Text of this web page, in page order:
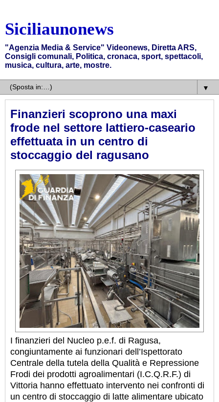
Siciliaunonews
"Agenzia Media & Service" Videonews, Diretta ARS,
Consigli comunali, Politica, cronaca, sport, spettacoli,
musica, cultura, arte, mostre.
▼
Finanzieri scoprono una maxi
frode nel settore lattiero-caseario
effettuata in un centro di
stoccaggio del ragusano
I finanzieri del Nucleo p.e.f. di Ragusa,
congiuntamente ai funzionari dell’Ispettorato
Centrale della tutela della Qualità e Repressione
Frodi dei prodotti agroalimentari (I.C.Q.R.F.) di
Vittoria hanno effettuato intervento nei confronti di
un centro di stoccaggio di latte alimentare ubicato